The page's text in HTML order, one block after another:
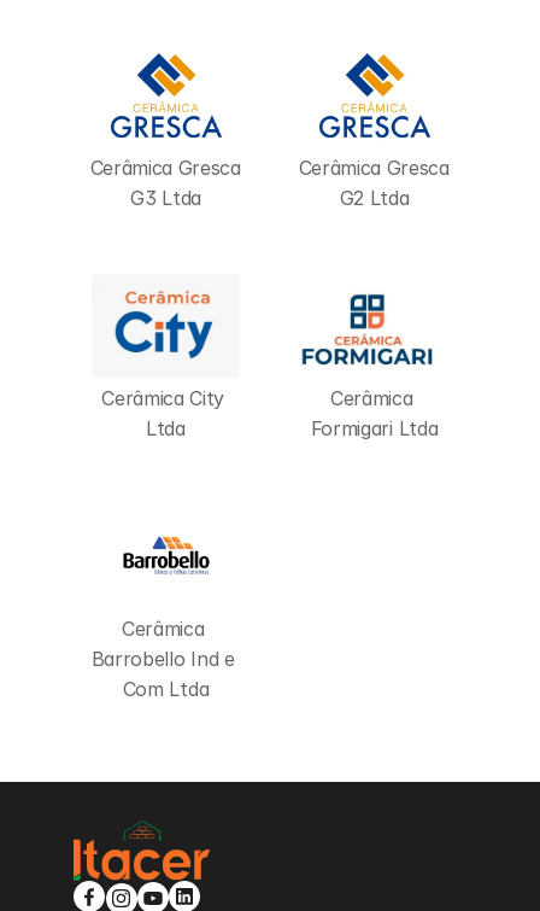
Cerâmica Gresca
G3 Ltda
Cerâmica Gresca
G2 Ltda
Cerâmica City
Ltda
Cerâmica
Formigari Ltda
Cerâmica
Barrobello Ind e
Com Ltda